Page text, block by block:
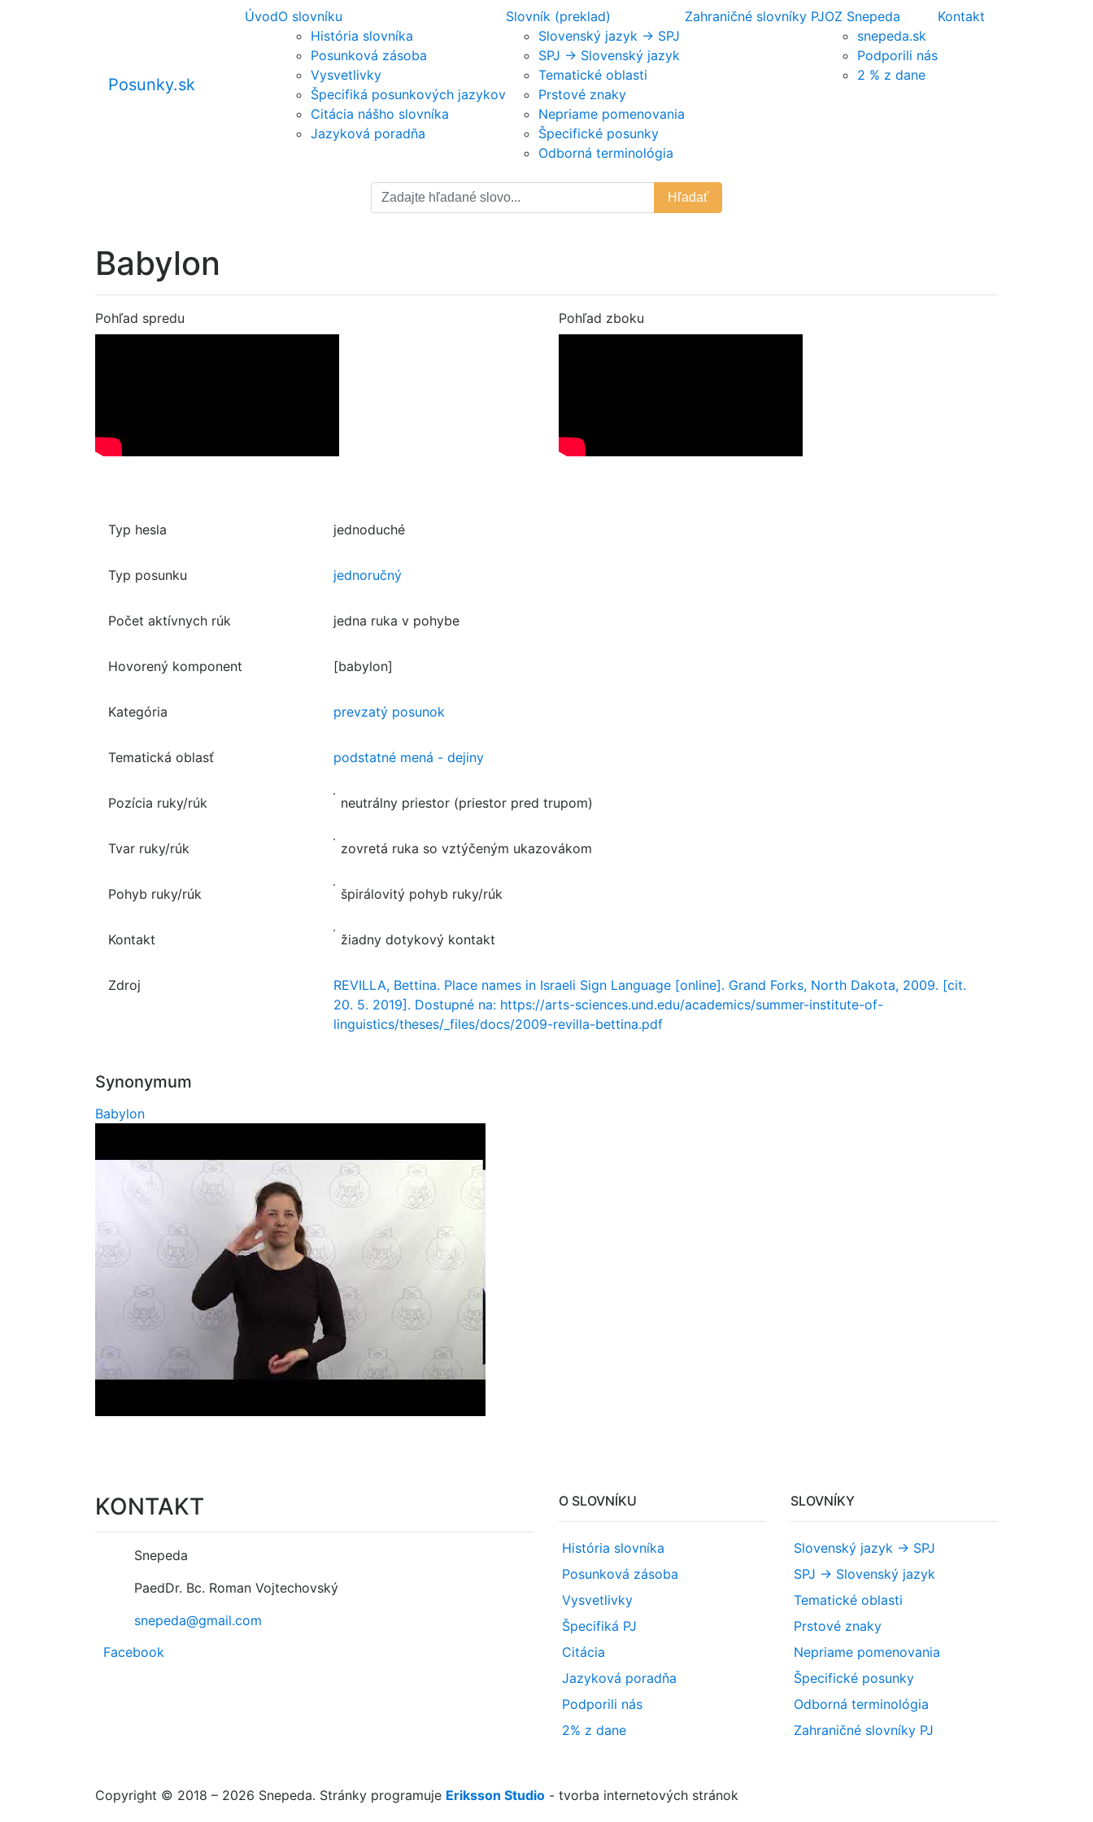
Posunky.sk
ÚvodO slovníku
História slovníka
Posunková zásoba
Vysvetlivky
Špecifiká posunkových jazykov
Citácia nášho slovníka
Jazyková poradňa
Slovník (preklad)
Slovenský jazyk -> SPJ
SPJ -> Slovenský jazyk
Tematické oblasti
Prstové znaky
Nepriame pomenovania
Špecifické posunky
Odborná terminológia
Zahraničné slovníky PJOZ Snepeda
snepeda.sk
Podporili nás
2 % z dane
Kontakt
Hľadať
Babylon
Pohľad spredu Pohľad zboku
Typ hesla jednoduché
Typ posunku jednoručný
Počet aktívnych rúk jedna ruka v pohybe
Hovorený komponent [babylon]
Kategória prevzatý posunok
Tematická oblasť podstatné mená - dejiny
Pozícia ruky/rúk neutrálny priestor (priestor pred trupom)
Tvar ruky/rúk zovretá ruka so vztýčeným ukazovákom
Pohyb ruky/rúk špirálovitý pohyb ruky/rúk
Kontakt žiadny dotykový kontakt
Zdroj
REVILLA, Bettina. Place names in Israeli Sign Language [online]. Grand Forks, North Dakota, 2009. [cit.
20. 5. 2019]. Dostupné na: https://arts-sciences.und.edu/academics/summer-institute-of-
linguistics/theses/_files/docs/2009-revilla-bettina.pdf
Synonymum
Babylon
KONTAKT
Snepeda
PaedDr. Bc. Roman Vojtechovský
snepeda@gmail.com
Facebook
O SLOVNÍKU
História slovníka
Posunková zásoba
Vysvetlivky
Špecifiká PJ
Citácia
Jazyková poradňa
Podporili nás
2% z dane
SLOVNÍKY
Slovenský jazyk -> SPJ
SPJ -> Slovenský jazyk
Tematické oblasti
Prstové znaky
Nepriame pomenovania
Špecifické posunky
Odborná terminológia
Zahraničné slovníky PJ
Copyright © 2018 – 2026 Snepeda. Stránky programuje Eriksson Studio - tvorba internetových stránok